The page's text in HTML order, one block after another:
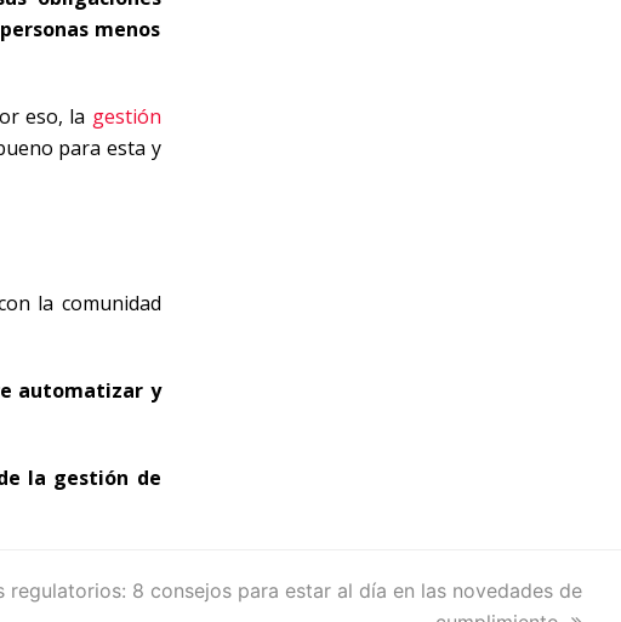
menos
eso, la gestión
para esta y
la comunidad
automatizar y
la gestión de
regulatorios: 8 consejos para estar al día en las novedades de